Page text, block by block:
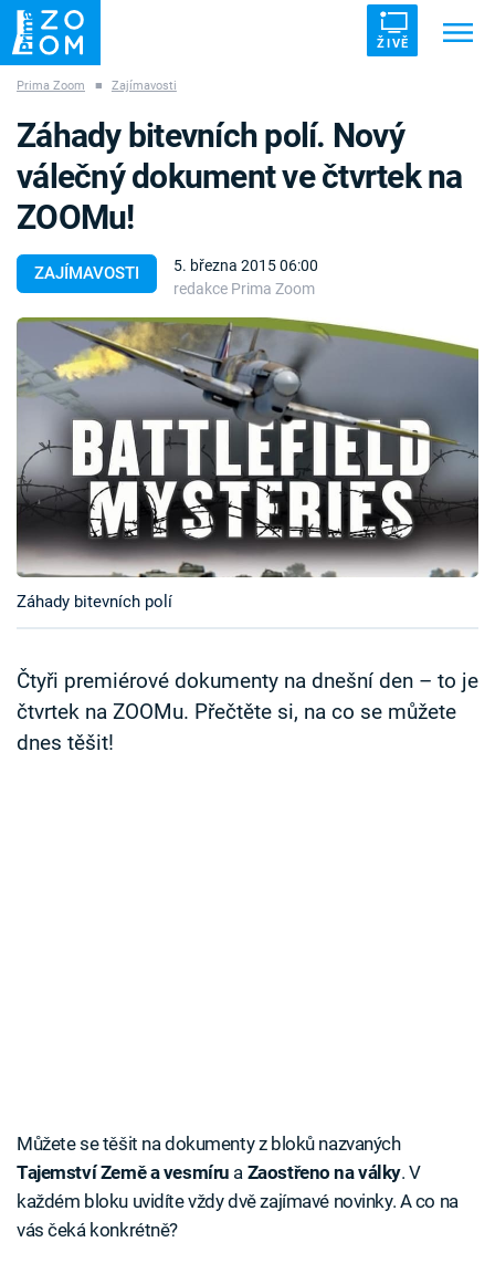
ŽIVĚ
ZÁHADY VETŘELCI DÁVNOVĚKU
Témata
Témata
Pořady
TV Program
Časopis
Sledujte prima+
Sledujte nás
Prima Zoom ■ Zajímavosti
ZAJÍMAVOSTI
5. března 2015 06:00
redakce Prima Zoom
Záhady bitevních polí. Nový
válečný dokument ve čtvrtek na
ZOOMu!
Záhady bitevních polí
Čtyři premiérové dokumenty na dnešní den – to je
čtvrtek na ZOOMu. Přečtěte si, na co se můžete
dnes těšit!
Můžete se těšit na dokumenty z bloků nazvaných
Tajemství Země a vesmíru a Zaostřeno na války. V
každém bloku uvidíte vždy dvě zajímavé novinky. A co na
vás čeká konkrétně?